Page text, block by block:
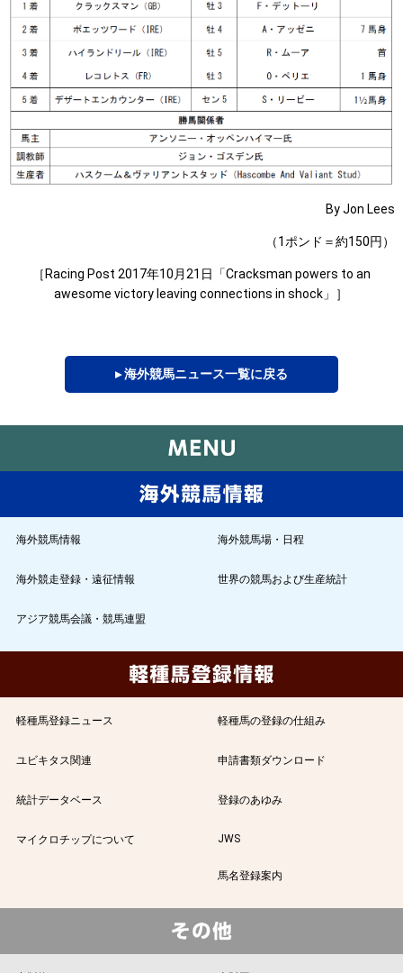
By Jon Lees
（1ポンド＝約150円）
［Racing Post 2017年10月21日「Cracksman powers to an
awesome victory leaving connections in shock」］
▸ 海外競馬ニュース一覧に戻る
海外競馬情報 海外競馬場・日程
海外競走登録・遠征情報 世界の競馬および生産統計
アジア競馬会議・競馬連盟
軽種馬登録ニュース 軽種馬の登録の仕組み
ユビキタス関連 申請書類ダウンロード
統計データベース 登録のあゆみ
マイクロチップについて JWS
馬名登録案内